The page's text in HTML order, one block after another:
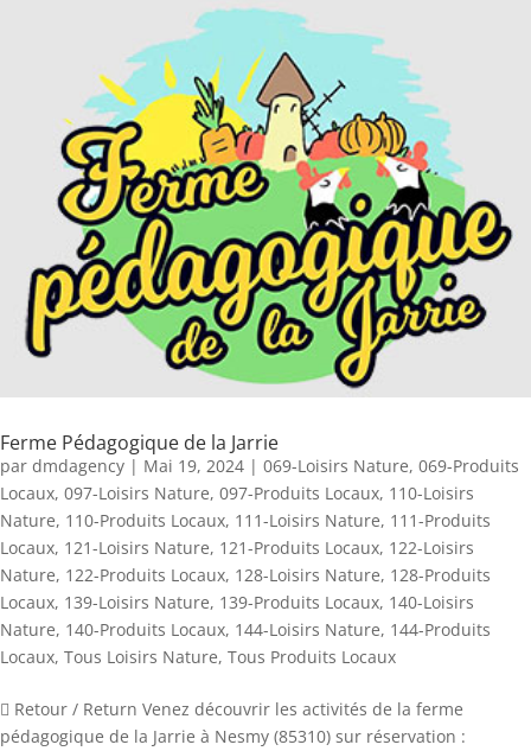
Ferme Pédagogique de la Jarrie
par dmdagency | Mai 19, 2024 | 069-Loisirs Nature, 069-Produits
Locaux, 097-Loisirs Nature, 097-Produits Locaux, 110-Loisirs
Nature, 110-Produits Locaux, 111-Loisirs Nature, 111-Produits
Locaux, 121-Loisirs Nature, 121-Produits Locaux, 122-Loisirs
Nature, 122-Produits Locaux, 128-Loisirs Nature, 128-Produits
Locaux, 139-Loisirs Nature, 139-Produits Locaux, 140-Loisirs
Nature, 140-Produits Locaux, 144-Loisirs Nature, 144-Produits
Locaux, Tous Loisirs Nature, Tous Produits Locaux
 Retour / Return Venez découvrir les activités de la ferme
pédagogique de la Jarrie à Nesmy (85310) sur réservation :